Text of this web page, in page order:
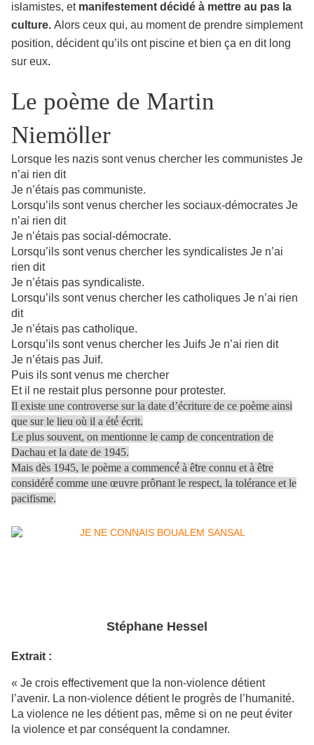
islamistes, etmanifestement décidé à mettre au pas la
culture. Alors ceux qui, au moment de prendre simplement
position, décident qu’ils ont piscine et bien ça en dit long
sur eux.
Le poème de Martin
Niemöller
Lorsque les nazis sont venus chercher les communistes Je
n’ai rien dit
Je n’étais pas communiste.
Lorsqu’ils sont venus chercher les sociaux-démocrates Je
n’ai rien dit
Je n’étais pas social-démocrate.
Lorsqu’ils sont venus chercher les syndicalistes Je n’ai
rien dit
Je n’étais pas syndicaliste.
Lorsqu’ils sont venus chercher les catholiques Je n’ai rien
dit
Je n’étais pas catholique.
Lorsqu’ils sont venus chercher les Juifs Je n’ai rien dit
Je n’étais pas Juif.
Puis ils sont venus me chercher
Et il ne restait plus personne pour protester.
Il existe une controverse sur la date d’écriture de ce poème ainsi
que sur le lieu où il a été́ écrit.
Le plus souvent, on mentionne le camp de concentration de
Dachau et la date de 1945.
Mais dès 1945, le poème a commencé́ à être connu et à être
considéré́ comme une œuvre prônant le respect, la tolérance et le
pacifisme.
Stéphane Hessel
Extrait :
« Je crois effectivement que la non-violence détient
l’avenir. La non-violence détient le progrès de l’humanité.
La violence ne les détient pas, même si on ne peut éviter
la violence et par conséquent la condamner.